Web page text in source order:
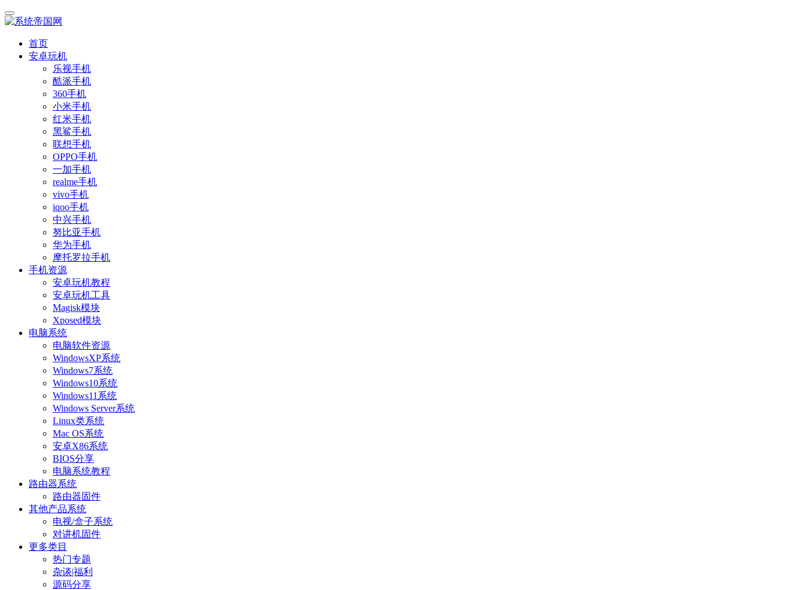
首页
安卓玩机
乐视手机
酷派手机
360手机
小米手机
红米手机
黑鲨手机
联想手机
OPPO手机
一加手机
realme手机
vivo手机
iqoo手机
中兴手机
努比亚手机
华为手机
摩托罗拉手机
手机资源
安卓玩机教程
安卓玩机工具
Magisk模块
Xposed模块
电脑系统
电脑软件资源
WindowsXP系统
Windows7系统
Windows10系统
Windows11系统
Windows Server系统
Linux类系统
Mac OS系统
安卓X86系统
BIOS分享
电脑系统教程
路由器系统
路由器固件
其他产品系统
电视/盒子系统
对讲机固件
更多类目
热门专题
杂谈|福利
源码分享